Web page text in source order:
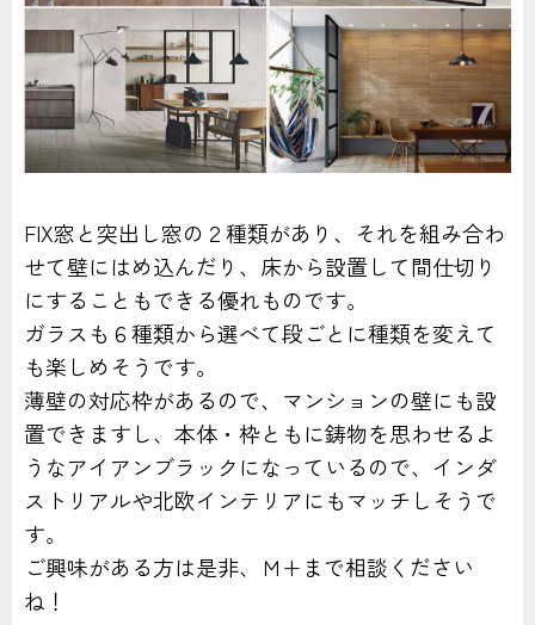
FIX窓と突出し窓の２種類があり、それを組み合わ
せて壁にはめ込んだり、床から設置して間仕切り
にすることもできる優れものです。
ガラスも６種類から選べて段ごとに種類を変えて
も楽しめそうです。
薄壁の対応枠があるので、マンションの壁にも設
置できますし、本体・枠ともに鋳物を思わせるよ
うなアイアンブラックになっているので、インダ
ストリアルや北欧インテリアにもマッチしそうで
す。
ご興味がある方は是非、Ｍ+まで相談ください
ね！